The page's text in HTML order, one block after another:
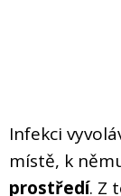
Infekci
místě, k
prostředí. Z